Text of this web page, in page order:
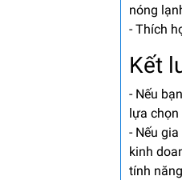
nóng
- Thích
Kết
- Nếu
lựa
- Nếu
kinh
tính